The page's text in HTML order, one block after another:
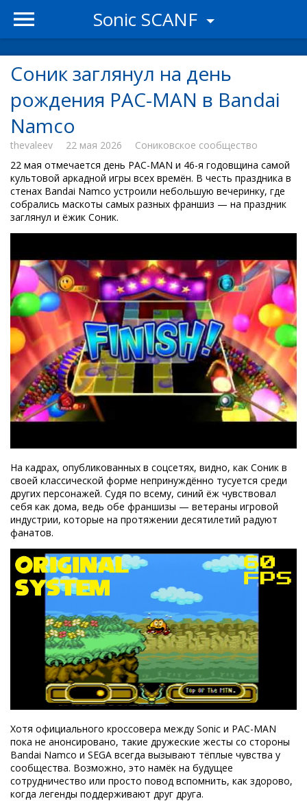
Sonic SCANF
Соник заглянул на день
рождения PAC-MAN в Bandai
Namco
thevaleev 22 мая 2026
Сониковское сообщество
22 мая отмечается день PAC-MAN и 46-я годовщина самой
культовой аркадной игры всех времён. В честь праздника в
стенах Bandai Namco устроили небольшую вечеринку, где
собрались маскоты самых разных франшиз — на праздник
заглянул и ёжик Соник.
На кадрах, опубликованных в соцсетях, видно, как Соник в
своей классической форме непринуждённо тусуется среди
других персонажей. Судя по всему, синий ёж чувствовал
себя как дома, ведь обе франшизы — ветераны игровой
индустрии, которые на протяжении десятилетий радуют
фанатов.
Хотя официального кроссовера между Sonic и PAC-MAN
пока не анонсировано, такие дружеские жесты со стороны
Bandai Namco и SEGA всегда вызывают тёплые чувства у
сообщества. Возможно, это намёк на будущее
сотрудничество или просто повод вспомнить, как здорово,
когда легенды поддерживают друг друга.